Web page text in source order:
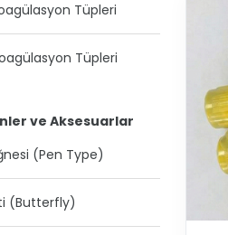
Tüpleri
Tüpleri
ve Aksesuarlar
(Pen Type)
(Butterfly)